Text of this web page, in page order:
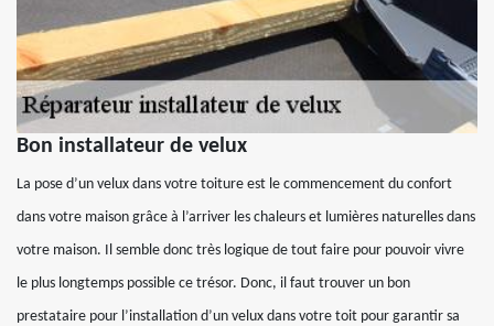
Bon installateur de velux
La pose d’un velux dans votre toiture est le commencement du confort
dans votre maison grâce à l’arriver les chaleurs et lumières naturelles dans
votre maison. Il semble donc très logique de tout faire pour pouvoir vivre
le plus longtemps possible ce trésor. Donc, il faut trouver un bon
prestataire pour l’installation d’un velux dans votre toit pour garantir sa